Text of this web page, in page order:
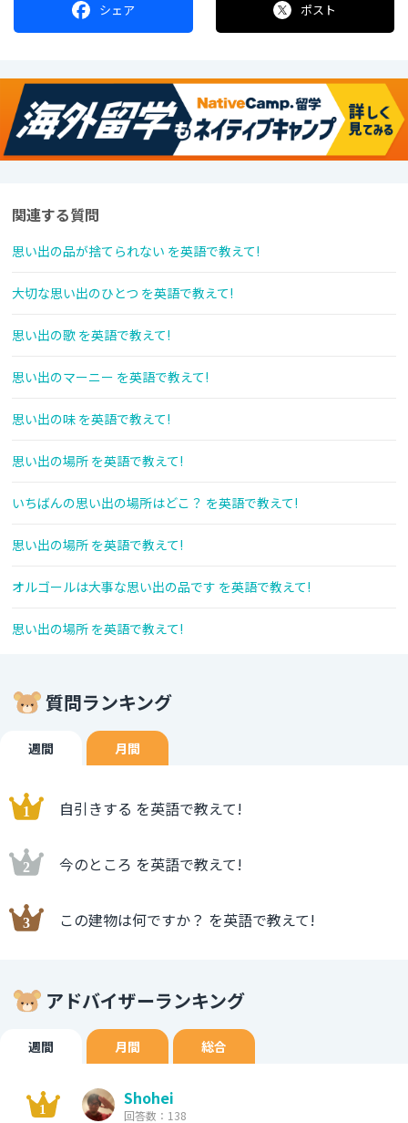
シェア ポスト
関連する質問
思い出の品が捨てられない を英語で教えて!
大切な思い出のひとつ を英語で教えて!
思い出の歌 を英語で教えて!
思い出のマーニー を英語で教えて!
思い出の味 を英語で教えて!
思い出の場所 を英語で教えて!
いちばんの思い出の場所はどこ？ を英語で教えて!
思い出の場所 を英語で教えて!
オルゴールは大事な思い出の品です を英語で教えて!
思い出の場所 を英語で教えて!
質問ランキング
週間 月間
自引きする を英語で教えて!
今のところ を英語で教えて!
この建物は何ですか？ を英語で教えて!
アドバイザーランキング
週間 月間 総合
Shohei
回答数：138